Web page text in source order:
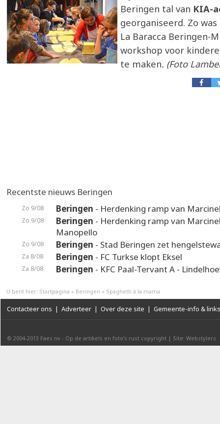
Beringen tal van KIA-
georganiseerd. Zo
La Baracca Beringen-
workshop voor
te maken. (Foto
Recentste nieuws Beringen
Zo 9/08 Beringen - Herdenking ramp van
Zo 9/08 Beringen - Herdenking ramp van
Manopello
Zo 9/08 Beringen - Stad Beringen zet
Za 8/08 Beringen - FC Turkse klopt Eksel
Za 8/08 Beringen - KFC Paal-Tervant A -
U bent hier: Startpagina » Beringen » Spaghetti à la mama
Contacteer ons | Adverteer | Over deze site | Gemeente-info & links
© 2004-2013 Faes nv - Op de artikels en foto’s rust copyright | Site: Webstylers